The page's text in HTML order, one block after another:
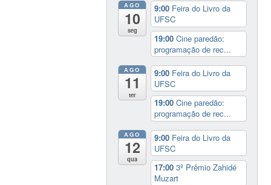
AGO
10
seg
9:00 Feira do Livro da
UFSC
19:00Cine paredão:
programação de rec...
AGO
11
ter
9:00 Feira do Livro da
UFSC
19:00Cine paredão:
programação de rec...
AGO
12
qua
9:00 Feira do Livro da
UFSC
17:003º Prêmio Zahidé
Muzart